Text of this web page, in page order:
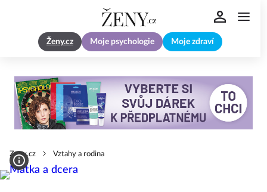
Ženy.cz Moje psychologie Moje zdraví
Zeny.cz Vztahy a rodina